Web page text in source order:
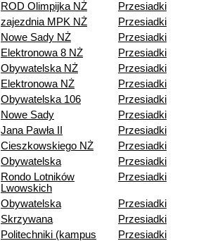
ROD Olimpijka NŻ
Przesiadki
zajezdnia MPK NŻ
Przesiadki
Nowe Sady NŻ
Przesiadki
Elektronowa 8 NŻ
Przesiadki
Obywatelska NŻ
Przesiadki
Elektronowa NŻ
Przesiadki
Obywatelska 106
Przesiadki
Nowe Sady
Przesiadki
Jana Pawła II
Przesiadki
Cieszkowskiego NŻ
Przesiadki
Obywatelska
Przesiadki
Rondo Lotników
Lwowskich
Przesiadki
Obywatelska
Przesiadki
Skrzywana
Przesiadki
Politechniki (kampus
Przesiadki